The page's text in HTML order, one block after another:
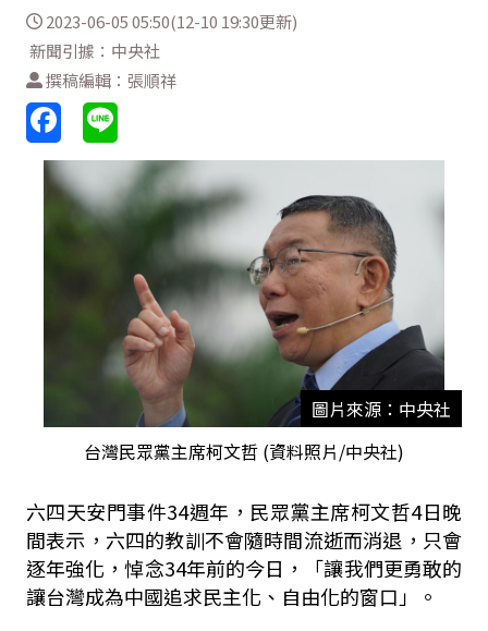
2023-06-05 05:50(12-10 19:30更新)
新聞引據：中央社
撰稿編輯：張順祥
圖片來源：中央社
台灣民眾黨主席柯文哲 (資料照片/中央社)
六四天安門事件34週年，民眾黨主席柯文哲4日晚
間表示，六四的教訓不會隨時間流逝而消退，只會
逐年強化，悼念34年前的今日，「讓我們更勇敢的
讓台灣成為中國追求民主化、自由化的窗口」。